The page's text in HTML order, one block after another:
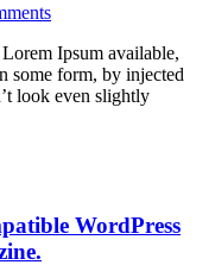
Ipsum available,
some form, by injected
look even slightly
WordPress